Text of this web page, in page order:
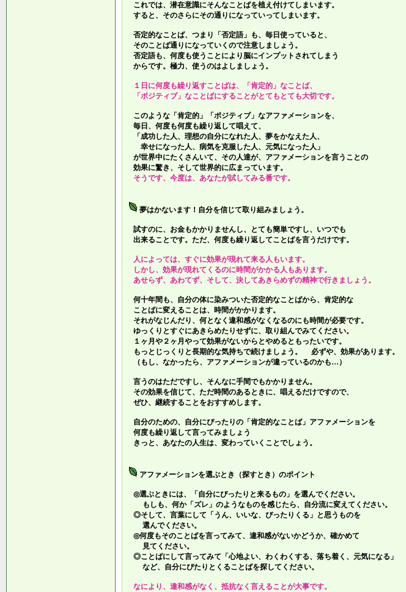
これでは、潜在意識にそんなことばを植え付けてしまいます。
すると、そのさらにその通りになっていってしまいます。
否定的なことば、つまり「否定語」も、毎日使っていると、
そのことば通りになっていくので注意しましょう。
否定語も、何度も使うことにより脳にインプットされてしまう
からです。極力、使うのはよしましょう。
１日に何度も繰り返すことばは、「肯定的」なことば、
「ポジティブ」なことばにすることがとてもとても大切です。
このような「肯定的」「ポジティブ」なアファメーションを、
毎日、何度も何度も繰り返して唱えて、
「成功した人、理想の自分になれた人、夢をかなえた人、
幸せになった人、病気を克服した人、元気になった人」
が世界中にたくさんいて、その人達が、アファメーションを言うことの
効果に驚き、そして世界的に広まっています。
そうです、今度は、あなたが試してみる番です。
夢はかないます！自分を信じて取り組みましょう。
試すのに、お金もかかりませんし、とても簡単ですし、いつでも
出来ることです。ただ、何度も繰り返してことばを言うだけです。
人によっては、すぐに効果が現れて来る人もいます。
しかし、効果が現れてくるのに時間がかかる人もあります。
あせらず、あわてず、そして、決してあきらめずの精神で行きましょう。
何十年間も、自分の体に染みついた否定的なことばから、肯定的な
ことばに変えることは、時間がかかります。
それがなじんだり、何となく違和感がなくなるのにも時間が必要です。
ゆっくりとすぐにあきらめたりせずに、取り組んでみてください。
１ヶ月や２ヶ月やって効果がないからとやめるともったいです。
もっとじっくりと長期的な気持ちで続けましょう。 必ずや、効果があります。
（もし、なかったら、アファメーションが違っているのかも…）
言うのはただですし、そんなに手間でもかかりません。
その効果を信じて、ただ時間のあるときに、唱えるだけですので、
ぜひ、継続することをおすすめします。
自分のための、自分にぴったりの「肯定的なことば」アファメーションを
何度も繰り返して言ってみましょう
きっと、あなたの人生は、変わっていくことでしょう。
アファメーションを選ぶとき（探すとき）のポイント
◎選ぶときには、「自分にぴったりと来るもの」を選んでください。
もしも、何か「ズレ」のようなものを感じたら、自分流に変えてください。
◎そして、言葉にして「うん、いいな、ぴったりくる」と思うものを
選んでください。
◎何度もそのことばを言ってみて、違和感がないかどうか、確かめて
見てください。
◎ことばにして言ってみて「心地よい、わくわくする、落ち着く、元気になる」
など、自分にぴたりとくることばを探してください。
なにより、違和感がなく、抵抗なく言えることが大事です。